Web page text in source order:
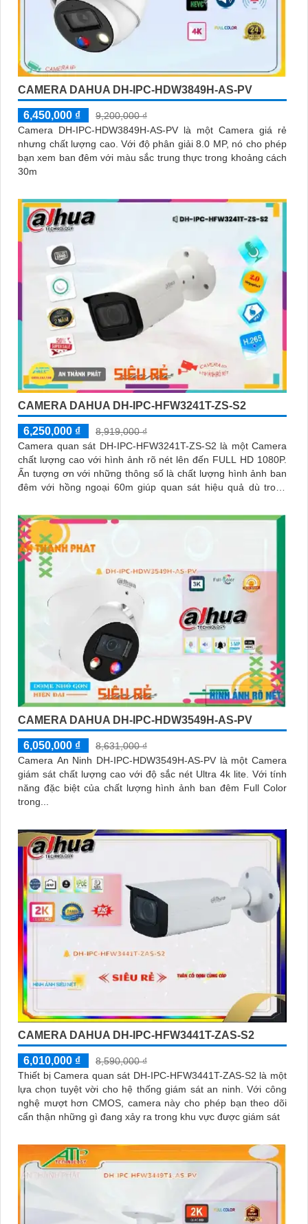
CAMERA DAHUA DH-IPC-HDW3849H-AS-PV
6,450,000 ₫
9,200,000 ₫
Camera DH-IPC-HDW3849H-AS-PV là một Camera giá rẻ
nhưng chất lượng cao. Với độ phân giải 8.0 MP, nó cho phép
bạn xem ban đêm với màu sắc trung thực trong khoảng cách
30m
CAMERA DAHUA DH-IPC-HFW3241T-ZS-S2
6,250,000 ₫
8,919,000 ₫
Camera quan sát DH-IPC-HFW3241T-ZS-S2 là một Camera
chất lượng cao với hình ảnh rõ nét lên đến FULL HD 1080P.
Ấn tượng ơn với những thông số là chất lượng hình ảnh ban
đêm với hồng ngoại 60m giúp quan sát hiệu quả dù trong
CAMERA DAHUA DH-IPC-HDW3549H-AS-PV
6,050,000 ₫
8,631,000 ₫
Camera An Ninh DH-IPC-HDW3549H-AS-PV là một Camera
giám sát chất lượng cao với độ sắc nét Ultra 4k lite. Với tính
năng đặc biệt của chất lượng hình ảnh ban đêm Full Color
trong...
CAMERA DAHUA DH-IPC-HFW3441T-ZAS-S2
6,010,000 ₫
8,590,000 ₫
Thiết bị Camera quan sát DH-IPC-HFW3441T-ZAS-S2 là một
lựa chọn tuyệt vời cho hệ thống giám sát an ninh. Với công
nghệ mượt hơn CMOS, camera này cho phép bạn theo dõi
cẩn thận những gì đang xảy ra trong khu vực được giám sát